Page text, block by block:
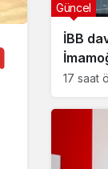
İBB
17 saat
Güncel